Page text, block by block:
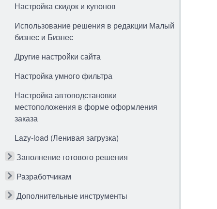
Настройка скидок и купонов
Использование решения в редакции Малый
бизнес и Бизнес
Другие настройки сайта
Настройка умного фильтра
Настройка автоподстановки
местоположения в форме оформления
заказа
Lazy-load (Ленивая загрузка)
Заполнение готового решения
Разработчикам
Дополнительные инструменты